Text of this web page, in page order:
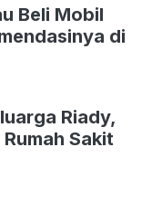
Beli Mobil
di
Riady,
Sakit